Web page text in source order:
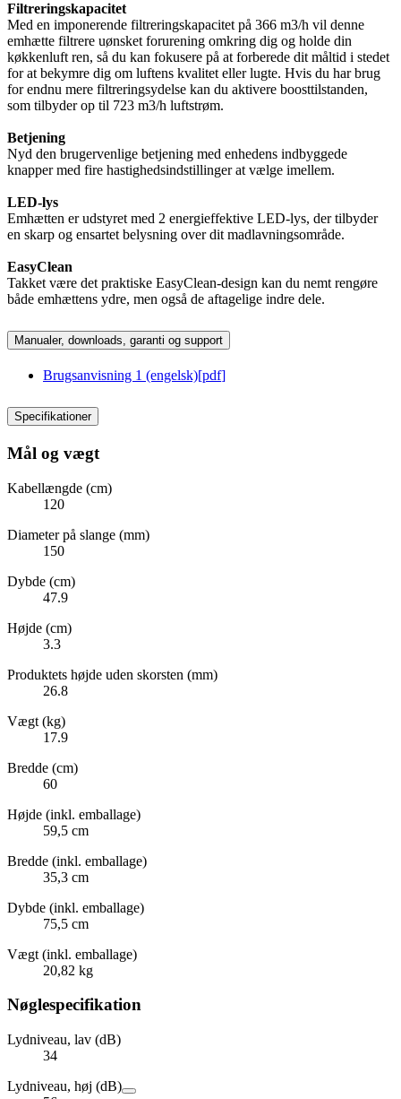
Filtreringskapacitet
Med en imponerende filtreringskapacitet på 366 m3/h vil denne
emhætte filtrere uønsket forurening omkring dig og holde din
køkkenluft ren, så du kan fokusere på at forberede dit måltid i stedet
for at bekymre dig om luftens kvalitet eller lugte. Hvis du har brug
for endnu mere filtreringsydelse kan du aktivere boosttilstanden,
som tilbyder op til 723 m3/h luftstrøm.
Betjening
Nyd den brugervenlige betjening med enhedens indbyggede
knapper med fire hastighedsindstillinger at vælge imellem.
LED-lys
Emhætten er udstyret med 2 energieffektive LED-lys, der tilbyder
en skarp og ensartet belysning over dit madlavningsområde.
EasyClean
Takket være det praktiske EasyClean-design kan du nemt rengøre
både emhættens ydre, men også de aftagelige indre dele.
Manualer, downloads, garanti og support
Brugsanvisning 1 (engelsk)[pdf]
Specifikationer
Mål og vægt
Kabellængde (cm)
120
Diameter på slange (mm)
150
Dybde (cm)
47.9
Højde (cm)
3.3
Produktets højde uden skorsten (mm)
26.8
Vægt (kg)
17.9
Bredde (cm)
60
Højde (inkl. emballage)
59,5 cm
Bredde (inkl. emballage)
35,3 cm
Dybde (inkl. emballage)
75,5 cm
Vægt (inkl. emballage)
20,82 kg
Nøglespecifikation
Lydniveau, lav (dB)
34
Lydniveau, høj (dB)